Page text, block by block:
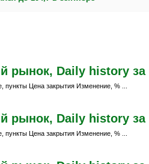
рынок, Daily history за
пункты Цена закрытия Изменение, % ...
рынок, Daily history за
пункты Цена закрытия Изменение, % ...